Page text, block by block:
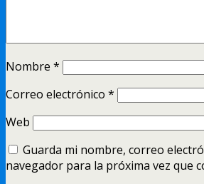
Nombre *
Correo electrónico *
Web
Guarda mi nombre, correo
navegador para la próxima vez que